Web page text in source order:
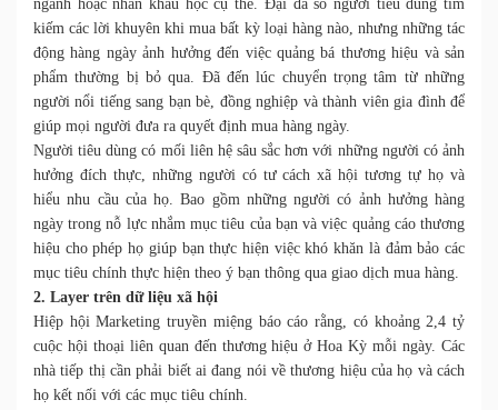
ngành hoặc nhân khẩu học cụ thể. Đại đa số người tiêu dùng tìm
kiếm các lời khuyên khi mua bất kỳ loại hàng nào, nhưng những tác
động hàng ngày ảnh hưởng đến việc quảng bá thương hiệu và sản
phẩm thường bị bỏ qua. Đã đến lúc chuyển trọng tâm từ những
người nổi tiếng sang bạn bè, đồng nghiệp và thành viên gia đình để
giúp mọi người đưa ra quyết định mua hàng ngày.
Người tiêu dùng có mối liên hệ sâu sắc hơn với những người có ảnh
hưởng đích thực, những người có tư cách xã hội tương tự họ và
hiểu nhu cầu của họ. Bao gồm những người có ảnh hưởng hàng
ngày trong nỗ lực nhắm mục tiêu của bạn và việc quảng cáo thương
hiệu cho phép họ giúp bạn thực hiện việc khó khăn là đảm bảo các
mục tiêu chính thực hiện theo ý bạn thông qua giao dịch mua hàng.
2. Layer trên dữ liệu xã hội
Hiệp hội Marketing truyền miệng báo cáo rằng, có khoảng 2,4 tỷ
cuộc hội thoại liên quan đến thương hiệu ở Hoa Kỳ mỗi ngày. Các
nhà tiếp thị cần phải biết ai đang nói về thương hiệu của họ và cách
họ kết nối với các mục tiêu chính.